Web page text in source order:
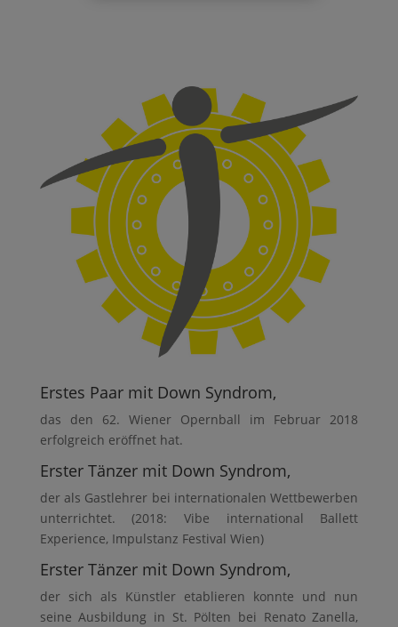
Erstes Paar mit Down Syndrom,
das den 62. Wiener Opernball im Februar 2018
erfolgreich eröffnet hat.
Erster Tänzer mit Down Syndrom,
der als Gastlehrer bei internationalen Wettbewerben
unterrichtet. (2018: Vibe international Ballett
Experience, Impulstanz Festival Wien)
Erster Tänzer mit Down Syndrom,
der sich als Künstler etablieren konnte und nun
seine Ausbildung in St. Pölten bei Renato Zanella,